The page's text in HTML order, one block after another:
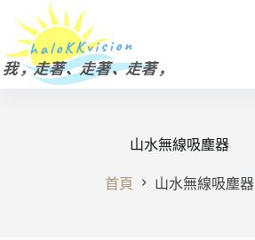
主
要
山水無線吸塵器
首頁 山水無線吸塵器